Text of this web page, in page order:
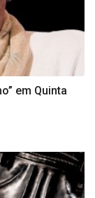
em Quinta